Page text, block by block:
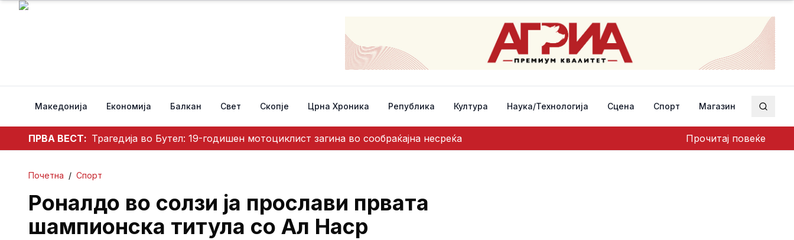
Македонија Економија Балкан Свет Скопје Црна Хроника Република Култура Наука/Технологија Сцена Спорт Магазин
ПРВА ВЕСТ: Трагедија во Бутел: 19-годишен мотоциклист загина во сообраќајна несреќа Прочитај повеќе
Почетна / Спорт
Роналдо во солзи ја прослави првата
шампионска титула со Ал Наср